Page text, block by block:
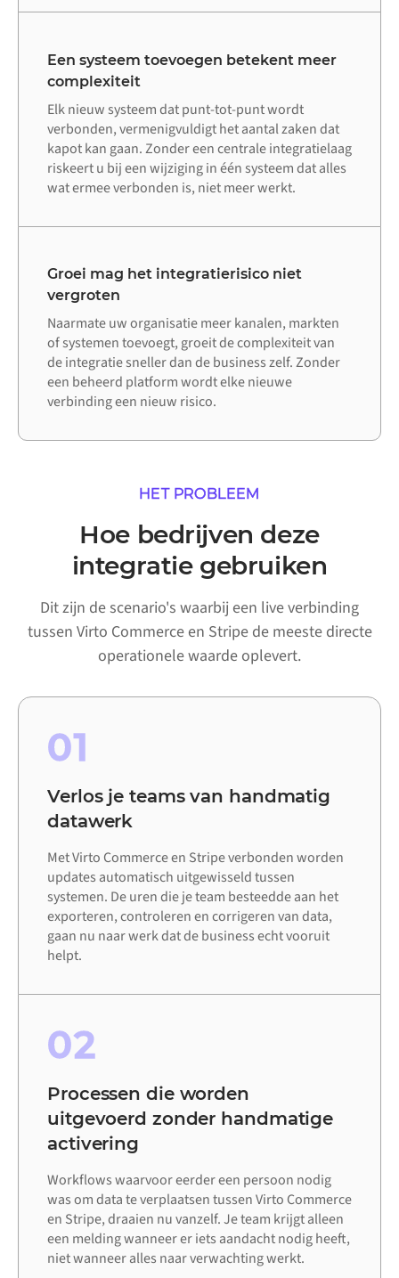
Een systeem toevoegen betekent meer
complexiteit
Elk nieuw systeem dat punt-tot-punt wordt
verbonden, vermenigvuldigt het aantal zaken dat
kapot kan gaan. Zonder een centrale integratielaag
riskeert u bij een wijziging in één systeem dat alles
wat ermee verbonden is, niet meer werkt.
Groei mag het integratierisico niet
vergroten
Naarmate uw organisatie meer kanalen, markten
of systemen toevoegt, groeit de complexiteit van
de integratie sneller dan de business zelf. Zonder
een beheerd platform wordt elke nieuwe
verbinding een nieuw risico.
HET PROBLEEM
Hoe bedrijven deze
integratie gebruiken
Dit zijn de scenario's waarbij een live verbinding
tussen Virto Commerce en Stripe de meeste directe
operationele waarde oplevert.
01
Verlos je teams van handmatig
datawerk
Met Virto Commerce en Stripe verbonden worden
updates automatisch uitgewisseld tussen
systemen. De uren die je team besteedde aan het
exporteren, controleren en corrigeren van data,
gaan nu naar werk dat de business echt vooruit
helpt.
02
Processen die worden
uitgevoerd zonder handmatige
activering
Workflows waarvoor eerder een persoon nodig
was om data te verplaatsen tussen Virto Commerce
en Stripe, draaien nu vanzelf. Je team krijgt alleen
een melding wanneer er iets aandacht nodig heeft,
niet wanneer alles naar verwachting werkt.